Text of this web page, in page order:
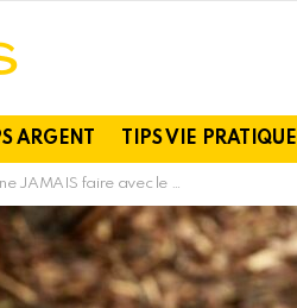
ARGENT TIPS VIE PRATIQUE
faire avec le paillage au jardin